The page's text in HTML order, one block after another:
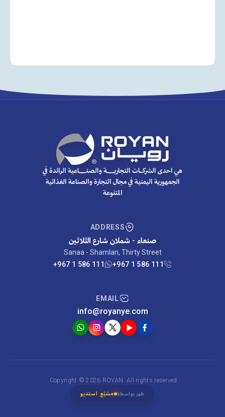
ADDRESS
صنعاء - شملان شارع الثلاثين
Sanaa - Shamlan, Thirty Street
+967 1 586 111
+967 1 586 111
هي احدى الشركـــات التجاريـــــــة والصنـــــــاعية الرائدة في
الجمهورية اليمنية في مجال التجارة والصناعة الغذائية
المتنوعة
EMAIL
info@royanye.com
Copyright © 2026 ROYAN. All rights reserved.
طور بواسطة مشبَّع استديو